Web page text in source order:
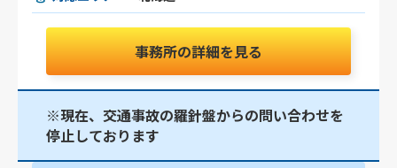
事務所の詳細を見る
※現在、交通事故の羅針盤からの問い合わせを
停止しております